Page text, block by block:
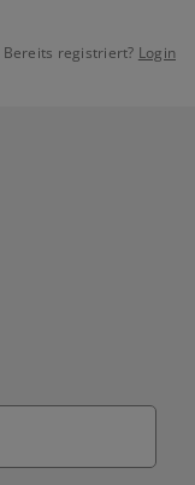
Bereits registriert? Login